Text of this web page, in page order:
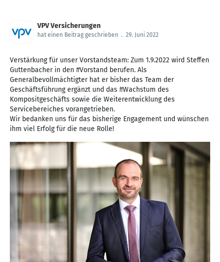
VPV Versicherungen
hat einen Beitrag geschrieben . 29. Juni 2022
Verstärkung für unser Vorstandsteam: Zum 1.9.2022 wird Steffen
Guttenbacher in den #Vorstand berufen. Als
Generalbevollmächtigter hat er bisher das Team der
Geschäftsführung ergänzt und das #Wachstum des
Kompositgeschäfts sowie die Weiterentwicklung des
Servicebereiches vorangetrieben.
Wir bedanken uns für das bisherige Engagement und wünschen
ihm viel Erfolg für die neue Rolle!